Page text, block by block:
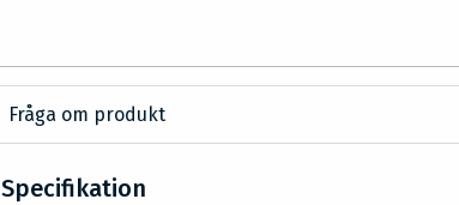
Fråga om produkt
Specifikation